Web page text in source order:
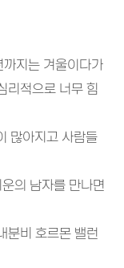
지는 겨울이다가
적으로 너무 힘
많아지고 사람들
의 남자를 만나면
분비 호르몬 밸런